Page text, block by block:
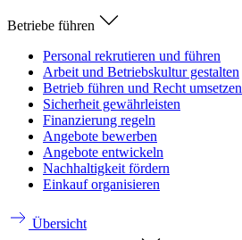
Betriebe führen
Personal rekrutieren und führen
Arbeit und Betriebskultur gestalten
Betrieb führen und Recht umsetzen
Sicherheit gewährleisten
Finanzierung regeln
Angebote bewerben
Angebote entwickeln
Nachhaltigkeit fördern
Einkauf organisieren
Übersicht